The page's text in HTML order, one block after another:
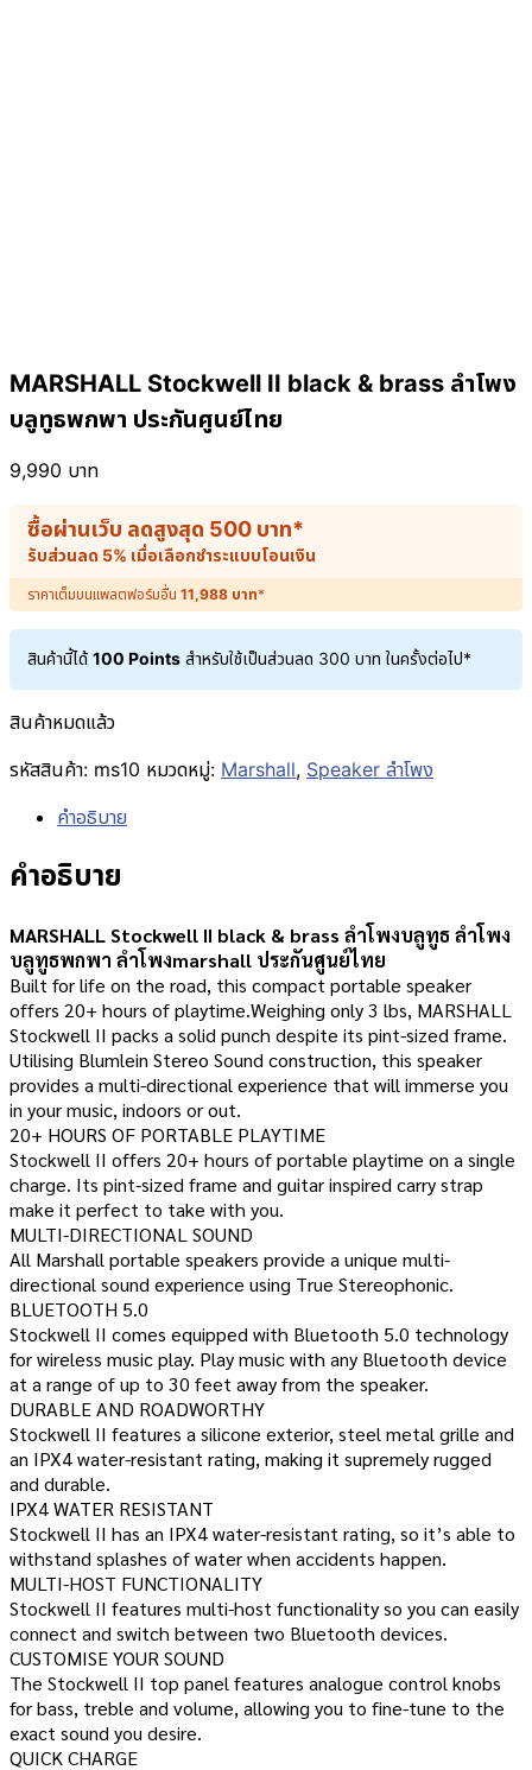
MARSHALL Stockwell II black & brass ลำโพง
บลูทูธพกพา ประกันศูนย์ไทย
9,990 บาท
ซื้อผ่านเว็บ ลดสูงสุด 500 บาท*
รับส่วนลด 5% เมื่อเลือกชำระแบบโอนเงิน
ราคาเต็มบนแพลตฟอร์มอื่น 11,988 บาท*
สินค้านี้ได้ 100 Points สำหรับใช้เป็นส่วนลด 300 บาท ในครั้งต่อไป*
สินค้าหมดแล้ว
รหัสสินค้า: ms10 หมวดหมู่: Marshall, Speaker ลำโพง
คำอธิบาย
คำอธิบาย
MARSHALL Stockwell II black & brass ลำโพงบลูทูธ ลำโพง
บลูทูธพกพา ลำโพงmarshall ประกันศูนย์ไทย
Built for life on the road, this compact portable speaker
offers 20+ hours of playtime.Weighing only 3 lbs, MARSHALL
Stockwell II packs a solid punch despite its pint-sized frame.
Utilising Blumlein Stereo Sound construction, this speaker
provides a multi-directional experience that will immerse you
in your music, indoors or out.
20+ HOURS OF PORTABLE PLAYTIME
Stockwell II offers 20+ hours of portable playtime on a single
charge. Its pint-sized frame and guitar inspired carry strap
make it perfect to take with you.
MULTI-DIRECTIONAL SOUND
All Marshall portable speakers provide a unique multi-
directional sound experience using True Stereophonic.
BLUETOOTH 5.0
Stockwell II comes equipped with Bluetooth 5.0 technology
for wireless music play. Play music with any Bluetooth device
at a range of up to 30 feet away from the speaker.
DURABLE AND ROADWORTHY
Stockwell II features a silicone exterior, steel metal grille and
an IPX4 water-resistant rating, making it supremely rugged
and durable.
IPX4 WATER RESISTANT
Stockwell II has an IPX4 water-resistant rating, so it’s able to
withstand splashes of water when accidents happen.
MULTI-HOST FUNCTIONALITY
Stockwell II features multi-host functionality so you can easily
connect and switch between two Bluetooth devices.
CUSTOMISE YOUR SOUND
The Stockwell II top panel features analogue control knobs
for bass, treble and volume, allowing you to fine-tune to the
exact sound you desire.
QUICK CHARGE